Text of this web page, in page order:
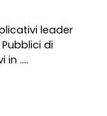
leader
di
in ....